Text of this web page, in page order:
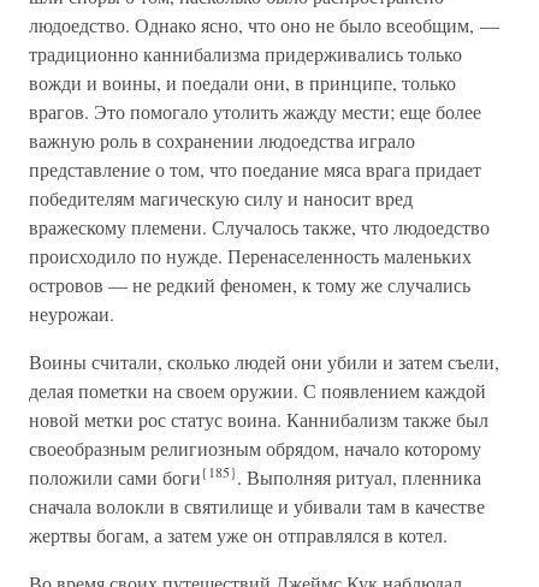
людоедство. Однако ясно, что оно не было всеобщим, —
традиционно каннибализма придерживались только
вожди и воины, и поедали они, в принципе, только
врагов. Это помогало утолить жажду мести; еще более
важную роль в сохранении людоедства играло
представление о том, что поедание мяса врага придает
победителям магическую силу и наносит вред
вражескому племени. Случалось также, что людоедство
происходило по нужде. Перенаселенность маленьких
островов — не редкий феномен, к тому же случались
неурожаи.
Воины считали, сколько людей они убили и затем съели,
делая пометки на своем оружии. С появлением каждой
новой метки рос статус воина. Каннибализм также был
своеобразным религиозным обрядом, начало которому
положили сами боги{185}. Выполняя ритуал, пленника
сначала волокли в святилище и убивали там в качестве
жертвы богам, а затем уже он отправлялся в котел.